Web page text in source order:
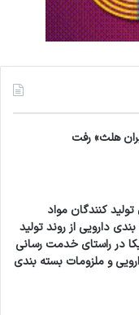
هلث» رفت
کنندگان مواد
دارویی از روند تولید
در راستای خدمت رسانی
و ملزومات بسته بندی